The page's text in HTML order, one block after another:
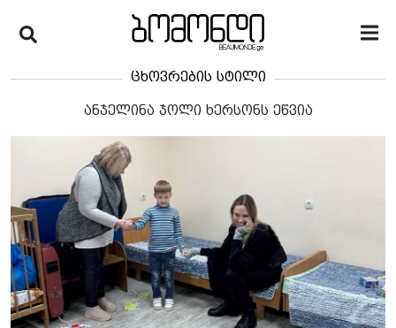
ცხოვრების სტილი
ანჯელინა ჯოლი ხერსონს ეწვია